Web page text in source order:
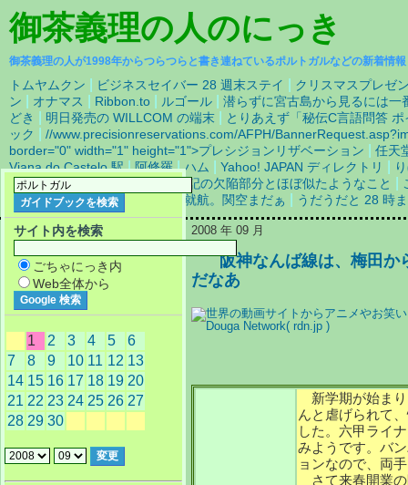
御茶義理の人のにっき
御茶義理の人が1998年からつらつらと書き連ねているポルトガルなどの新着情報
トムヤムクン ビジネスセイバー 28 週末ステイ
クリスマスプレゼ
ン
オナマス Ribbon.to ルゴール
潜らずに宮古島から見るには一
どき
明日発売の WILLCOM の端末
とりあえず「秘伝C言語問答
ック
//www.precisionreservations.com/AFPH/
border="0" width="1" height="1">プレシジョンリザベーション
任天
Viana do Castelo 駅 |阿修羅 |ハム Yahoo! JAPAN ディレクトリ
る手前の同じような部分も、上記の欠陥部分とほぼ似たようなこと
A380は成田-シンガポール線で就航。関空まだぁ
うだうだと 28 時
2008 年 09 月
阪神なんば線は、梅田か
だなあ
新学期が始まり
んと虐げられて
した。六甲ライ
みようです。バ
ョンなので、両
さて来春開業の
サイト内を検索
ごちゃにっき内
Web全体から
1 2 3 4 5
6
7
8 9 10 11 12 13
14 15 16 17 18 19 20
21 22 23 24 25 26 27
28 29 30